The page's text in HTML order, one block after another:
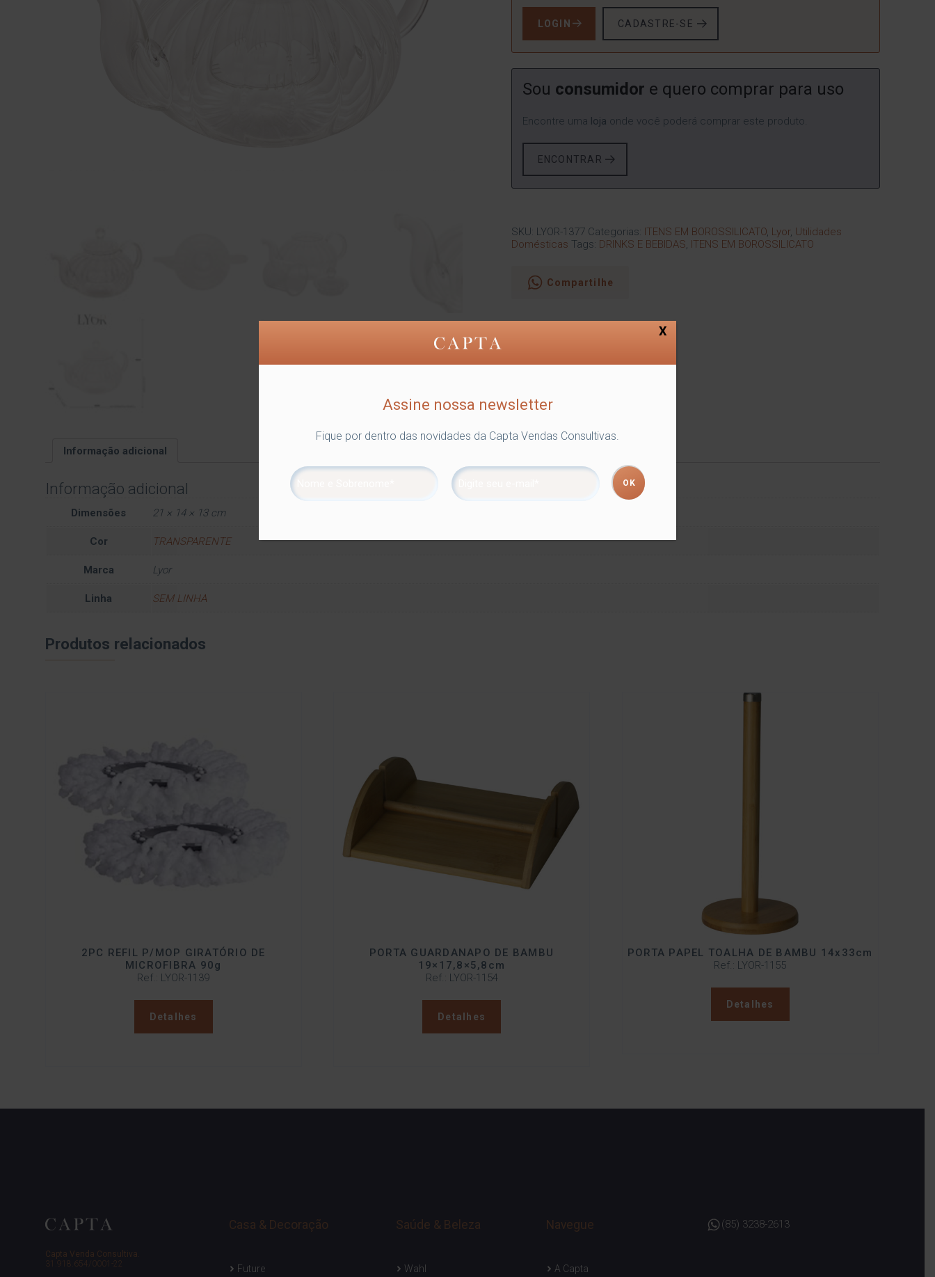
LOGIN CADASTRE-SE
Sou consumidor e quero comprar para uso
Encontre uma loja onde você poderá comprar este produto.
ENCONTRAR
SKU: LYOR-1377 Categorias: ITENS EM BOROSSILICATO, Lyor, Utilidades
Domésticas Tags: DRINKS E BEBIDAS ITENS EM BOROSSILICATO
Compartilhe
Informação adicional
Informação adicional
Dimensões 21 × 14 × 13 cm
Cor TRANSPARENTE
Marca Lyor
Linha SEM LINHA
Produtos relacionados
2PC REFIL P/MOP GIRATÓRIO DE
MICROFIBRA 90g
Ref.: LYOR-1139
Detalhes
PORTA GUARDANAPO DE BAMBU
19×17,8×5,8cm
Ref.: LYOR-1154
Detalhes
PORTA PAPEL TOALHA DE BAMBU 14x33cm
Ref.: LYOR-1155
Detalhes
Capta Venda Consultiva.
31.918.654/0001-22
Casa & Decoração
Future
Saúde & Beleza
Wahl
Navegue
A Capta
(85) 3238-2613
Assine nossa newsletter
Fique por dentro das novidades da Capta Vendas Consultivas.
X